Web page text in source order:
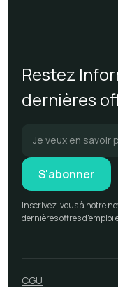
Restez
dernières
Inscrivez-vous à notre
dernières offres d'emploi
CGU